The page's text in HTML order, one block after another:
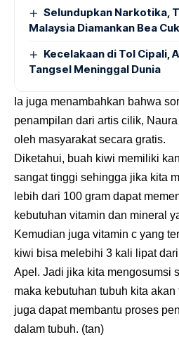
Selundupkan Narkotika,
Malaysia Diamankan Bea
Kecelakaan di Tol Cipali,
Tangsel Meninggal Dunia
Ia juga menambahkan bahwa
penampilan dari artis cilik,
oleh masyarakat secara gratis.
Diketahui, buah kiwi memiliki
sangat tinggi sehingga jika kita
lebih dari 100 gram dapat
kebutuhan vitamin dan mineral
Kemudian juga vitamin c yang
kiwi bisa melebihi 3 kali lipat
Apel. Jadi jika kita mengosumsi
maka kebutuhan tubuh kita
juga dapat membantu proses
dalam tubuh. (tan)